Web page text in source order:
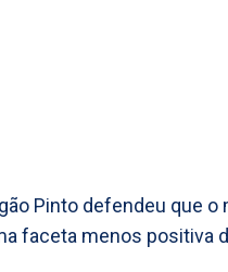
Pinto defendeu que
faceta menos positiva